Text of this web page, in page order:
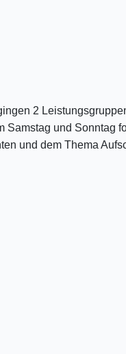
2
Samstag und Sonntag
und dem Thema